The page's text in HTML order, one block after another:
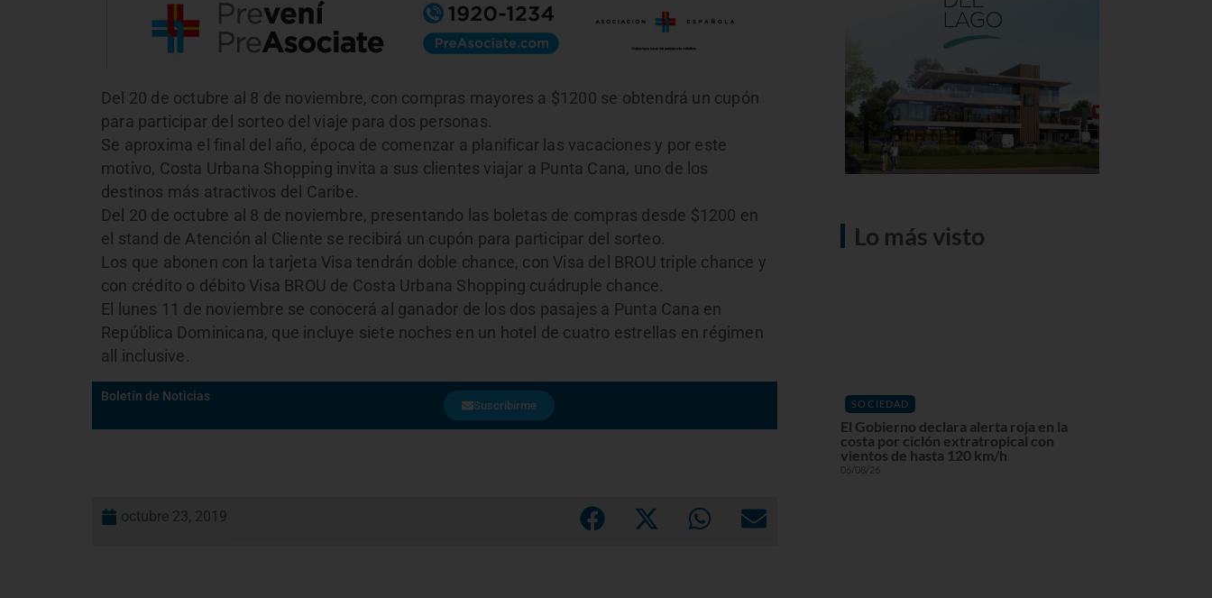
Del 20 de octubre al 8 de noviembre, con compras mayores a $1200 se obtendrá un cupón
para participar del sorteo del viaje para dos personas.
Se aproxima el final del año, época de comenzar a planificar las vacaciones y por este
motivo, Costa Urbana Shopping invita a sus clientes viajar a Punta Cana, uno de los
destinos más atractivos del Caribe.
Del 20 de octubre al 8 de noviembre, presentando las boletas de compras desde $1200 en
el stand de Atención al Cliente se recibirá un cupón para participar del sorteo.
Los que abonen con la tarjeta Visa tendrán doble chance, con Visa del BROU triple chance y
con crédito o débito Visa BROU de Costa Urbana Shopping cuádruple chance.
El lunes 11 de noviembre se conocerá al ganador de los dos pasajes a Punta Cana en
República Dominicana, que incluye siete noches en un hotel de cuatro estrellas en régimen
all inclusive.
Boletín de Noticias
Suscribirme
octubre 23, 2019
Lo más visto
SOCIEDAD
El Gobierno declara alerta roja en la
costa por ciclón extratropical con
vientos de hasta 120 km/h
06/08/26